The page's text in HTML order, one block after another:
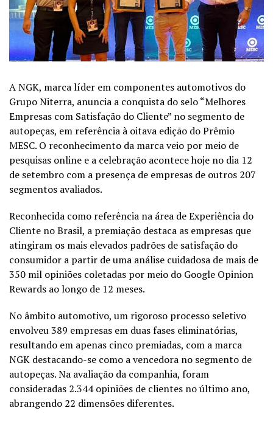
A NGK, marca líder em componentes automotivos do
Grupo Niterra, anuncia a conquista do selo “Melhores
Empresas com Satisfação do Cliente” no segmento de
autopeças, em referência à oitava edição do Prêmio
MESC. O reconhecimento da marca veio por meio de
pesquisas online e a celebração acontece hoje no dia 12
de setembro com a presença de empresas de outros 207
segmentos avaliados.
Reconhecida como referência na área de Experiência do
Cliente no Brasil, a premiação destaca as empresas que
atingiram os mais elevados padrões de satisfação do
consumidor a partir de uma análise cuidadosa de mais de
350 mil opiniões coletadas por meio do Google Opinion
Rewards ao longo de 12 meses.
No âmbito automotivo, um rigoroso processo seletivo
envolveu 389 empresas em duas fases eliminatórias,
resultando em apenas cinco premiadas, com a marca
NGK destacando-se como a vencedora no segmento de
autopeças. Na avaliação da companhia, foram
consideradas 2.344 opiniões de clientes no último ano,
abrangendo 22 dimensões diferentes.